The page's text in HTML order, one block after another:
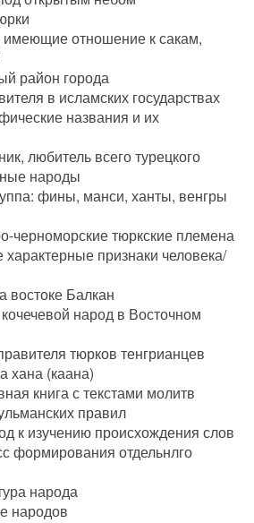
отношение к сакам,
район города
в исламских государствах
названия и их
любитель всего турецкого
народы
фины, манси, ханты, венгры
черноморские тюркские племена
признаки человека/
востоке Балкан
народ в Восточном
тюрков тенгрианцев
хана (каана)
книга с текстами молитв
правил
к изучению происхождения слов
формирования отдельнлго
народа
народов